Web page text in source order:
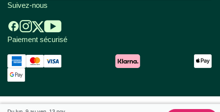
Suivez-nous
Paiement sécurisé